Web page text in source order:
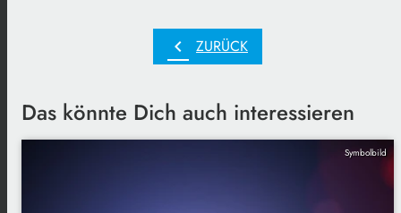
chevron_left ZURÜCK
Das könnte Dich auch interessieren
Symbolbild